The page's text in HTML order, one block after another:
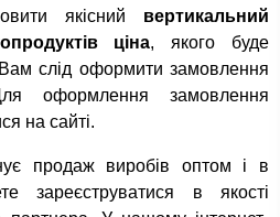
якісний вертикальний
ціна, якого буде
слід оформити замовлення
оформлення замовлення
на сайті.
продаж виробів оптом і в
зареєструватися в якості